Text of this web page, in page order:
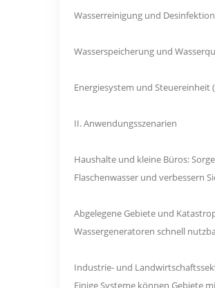
Wasserreinigung und
Wasserspeicherung und
Energiesystem und
II. Anwendungsszenarien
Haushalte und kleine Büros:
Flaschenwasser und verbessern
Abgelegene Gebiete und
Wassergeneratoren schnell
Industrie- und
Einige Systeme können Gebiete